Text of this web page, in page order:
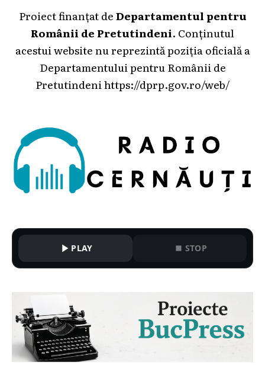
Proiect finanțat deDepartamentul pentru
Românii de Pretutindeni. Conținutul
acestui website nu reprezintă poziția oficială a
Departamentului pentru Românii de
Pretutindeni https://dprp.gov.ro/web/
PLAY STOP